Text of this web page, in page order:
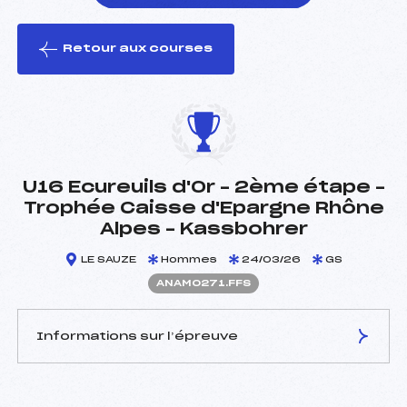
le ski
Retour aux courses
U16 Ecureuils d'Or – 2ème étape –
Trophée Caisse d'Epargne Rhône
Alpes – Kassbohrer
LE SAUZE Hommes 24/03/26 GS
ANAM0271.FFS
Informations sur l’épreuve